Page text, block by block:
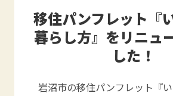
移住パンフレット『
暮らし方』をリニュ
した！
岩沼市の移住パンフレット『